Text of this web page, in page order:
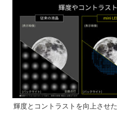
輝度とコントラストを向上させた